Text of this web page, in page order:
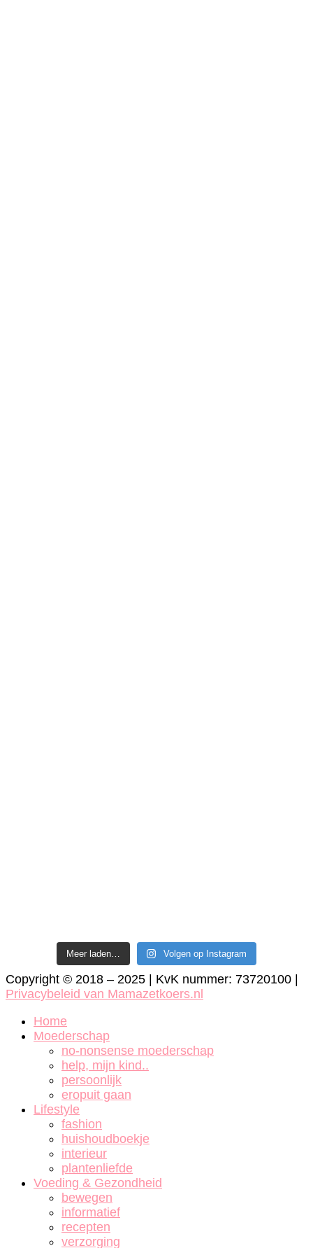
Meer laden… Volgen op Instagram
Copyright © 2018 – 2025 | KvK nummer: 73720100 |
Privacybeleid van Mamazetkoers.nl
Home
Moederschap
no-nonsense moederschap
help, mijn kind..
persoonlijk
eropuit gaan
Lifestyle
fashion
huishoudboekje
interieur
plantenliefde
Voeding & Gezondheid
bewegen
informatief
recepten
verzorging